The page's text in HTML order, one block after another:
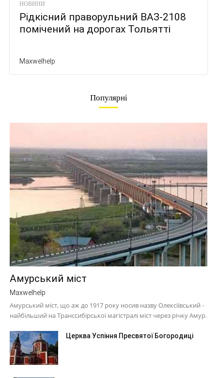
НОВИНИ
Рідкісний праворульний ВАЗ-2108
помічений на дорогах Тольятті
Maxwelhelp
Популярні
Амурський міст
Maxwelhelp
Амурський міст, що аж до 1917 року носив назву Олексіївський -
найбільший на Транссибірської магістралі міст через річку Амур.
Церква Успіння Пресвятої Богородиці